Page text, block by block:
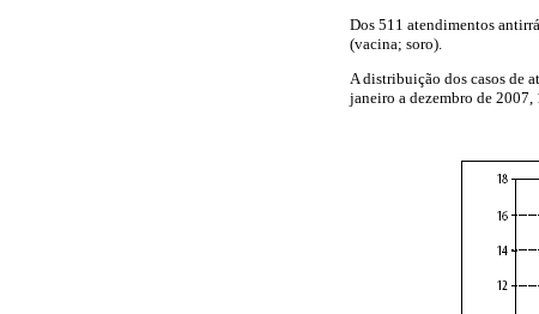
Dos 511 atendimentos
(vacina; soro).
A distribuição dos casos de
janeiro a dezembro de 2007,